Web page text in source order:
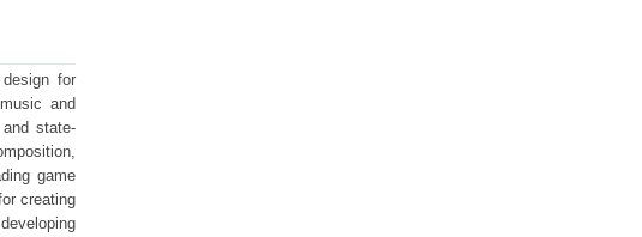
for
and
state-
game
creating